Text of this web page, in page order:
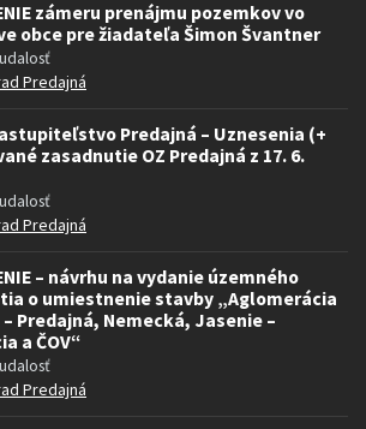
zámeru prenájmu pozemkov vo
obce pre žiadateľa Šimon Švantner
Predajná
Predajná – Uznesenia (+
zasadnutie OZ Predajná z 17. 6.
Predajná
– návrhu na vydanie územného
o umiestnenie stavby „Aglomerácia
Predajná, Nemecká, Jasenie –
a ČOV“
Predajná